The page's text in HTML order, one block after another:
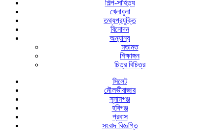
শিল্প-সাহিত্য
খেলাধুলা
তথ্যপ্রযুক্তি
বিনোদন
অন্যান্য
মতামত
শিক্ষাঙ্গন
চিত্র বিচিত্র
সিলেট
মৌলভীবাজার
সুনামগঞ্জ
হবিগঞ্জ
প্রবাস
সংবাদ বিজ্ঞপ্তি